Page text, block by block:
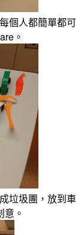
個人都簡單都可
。
垃圾團，放到車
意。